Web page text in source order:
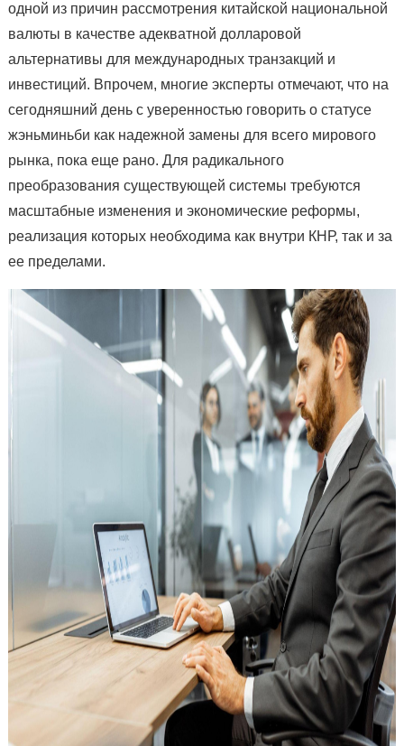
одной из причин рассмотрения китайской национальной
валюты в качестве адекватной долларовой
альтернативы для международных транзакций и
инвестиций. Впрочем, многие эксперты отмечают, что на
сегодняшний день с уверенностью говорить о статусе
жэньминьби как надежной замены для всего мирового
рынка, пока еще рано. Для радикального
преобразования существующей системы требуются
масштабные изменения и экономические реформы,
реализация которых необходима как внутри КНР, так и за
ее пределами.